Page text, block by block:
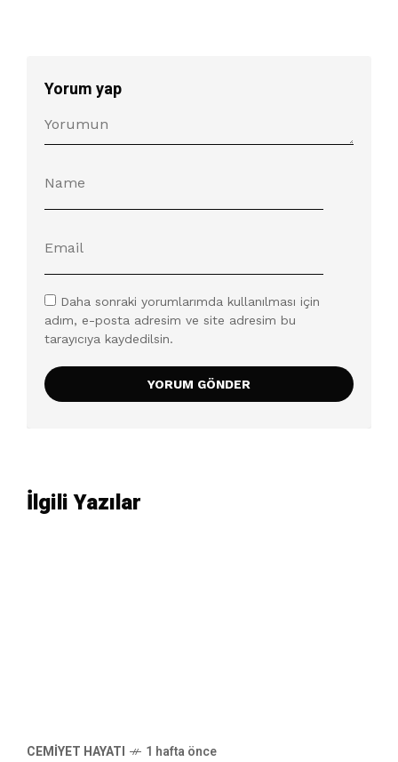
Yorum yap
Daha sonraki yorumlarımda kullanılması için
adım, e-posta adresim ve site adresim bu
tarayıcıya kaydedilsin.
İlgili Yazılar
CEMIYET HAYATI 1 hafta önce